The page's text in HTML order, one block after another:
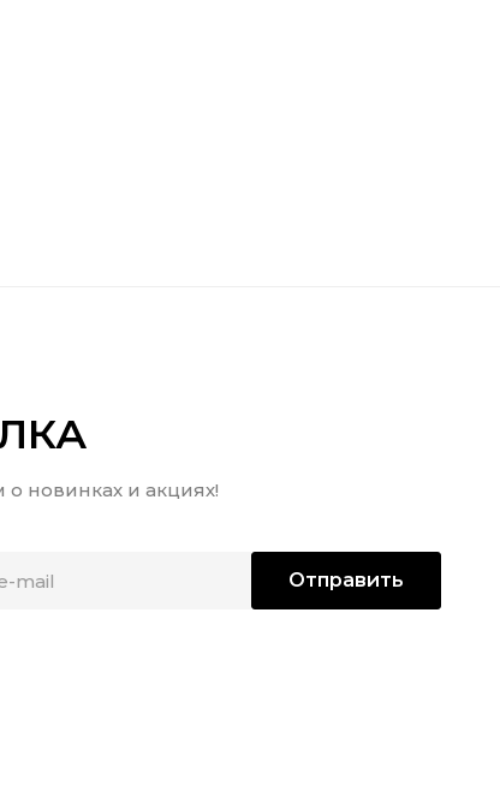
новинках и акциях!
Отправить